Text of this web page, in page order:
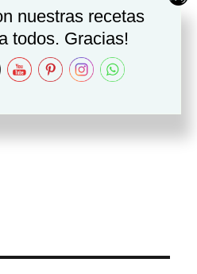
nuestras recetas
todos. Gracias!